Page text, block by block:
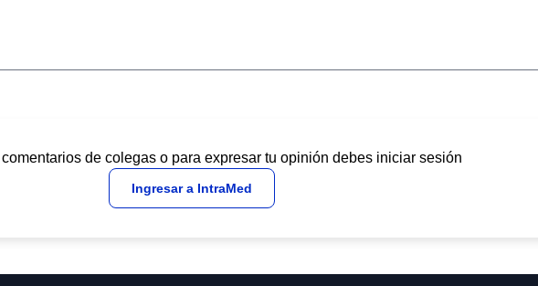
de colegas o para expresar tu opinión debes iniciar sesión
Ingresar a IntraMed